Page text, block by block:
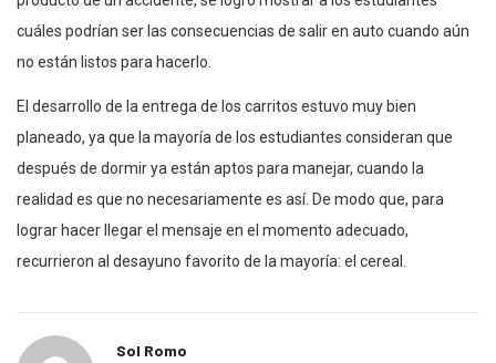
cuáles podrían ser las consecuencias de salir en auto cuando aún
no están listos para hacerlo.
El desarrollo de la entrega de los carritos estuvo muy bien
planeado, ya que la mayoría de los estudiantes consideran que
después de dormir ya están aptos para manejar, cuando la
realidad es que no necesariamente es así. De modo que, para
lograr hacer llegar el mensaje en el momento adecuado,
recurrieron al desayuno favorito de la mayoría: el cereal.
Sol Romo